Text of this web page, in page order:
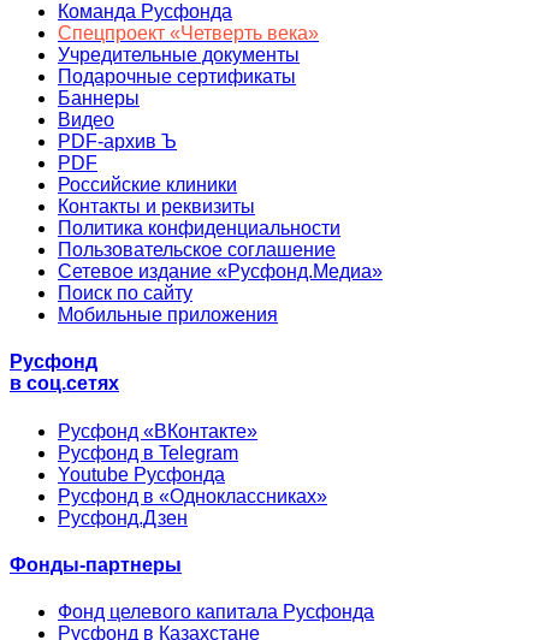
Команда Русфонда
Спецпроект «Четверть века»
Учредительные документы
Подарочные сертификаты
Баннеры
Видео
PDF-архив Ъ
PDF
Российские клиники
Контакты и реквизиты
Политика конфиденциальности
Пользовательское соглашение
Сетевое издание «Русфонд.Медиа»
Поиск по сайту
Мобильные приложения
Русфонд
в соц.сетях
Русфонд «ВКонтакте»
Русфонд в Telegram
Youtube Русфонда
Русфонд в «Одноклассниках»
Русфонд.Дзен
Фонды-партнеры
Фонд целевого капитала Русфонда
Русфонд в Казахстане